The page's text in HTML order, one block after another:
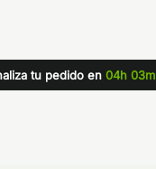
tu pedido en 04h 03m